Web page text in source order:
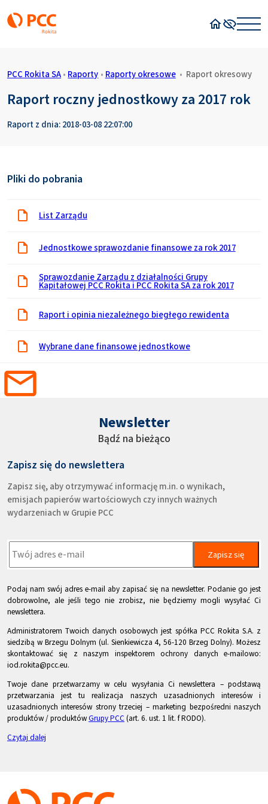
PCC Rokita SA • Raporty • Raporty okresowe • Raport okresowy
Raport roczny jednostkowy za 2017 rok
Raport z dnia: 2018-03-08 22:07:00
Pliki do pobrania
List Zarządu
Jednostkowe sprawozdanie finansowe za rok 2017
Sprawozdanie Zarządu z działalności Grupy
Kapitałowej PCC Rokita i PCC Rokita SA za rok 2017
Raport i opinia niezależnego biegłego rewidenta
Wybrane dane finansowe jednostkowe
Newsletter
Bądź na bieżąco
Zapisz się do newslettera
Zapisz się, aby otrzymywać informację m.in. o wynikach,
emisjach papierów wartościowych czy innych ważnych
wydarzeniach w Grupie PCC
Zapisz się
Podaj nam swój adres e-mail aby zapisać się na newsletter. Podanie go jest
dobrowolne, ale jeśli tego nie zrobisz, nie będziemy mogli wysyłać Ci
newslettera.
Administratorem Twoich danych osobowych jest spółka PCC Rokita S.A. z
siedzibą w Brzegu Dolnym (ul. Sienkiewicza 4, 56-120 Brzeg Dolny). Możesz
skontaktować się z naszym inspektorem ochrony danych e-mailowo:
iod.rokita@pcc.eu.
Twoje dane przetwarzamy w celu wysyłania Ci newslettera – podstawą
przetwarzania jest tu realizacja naszych uzasadnionych interesów i
uzasadnionych interesów strony trzeciej – marketing bezpośredni naszych
produktów / produktówGrupy PCC (art. 6. ust. 1 lit. f RODO).
Czytaj dalej